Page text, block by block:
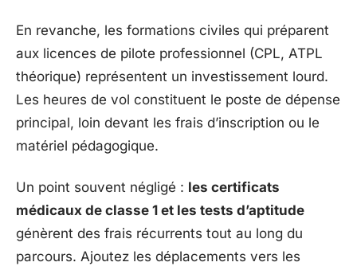
En revanche, les formations civiles qui préparent
aux licences de pilote professionnel (CPL, ATPL
théorique) représentent un investissement lourd.
Les heures de vol constituent le poste de dépense
principal, loin devant les frais d’inscription ou le
matériel pédagogique.
Un point souvent négligé : les certificats
médicaux de classe 1 et les tests d’aptitude
génèrent des frais récurrents tout au long du
parcours. Ajoutez les déplacements vers les